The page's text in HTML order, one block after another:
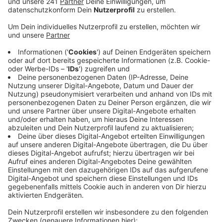
Veröffentlicht:Dienstag, 29.12.2020 07:18
Anzeige
Sie weisen zum einen auf die Friedhofsordnung hin,
zeigen zum anderen aber auch, wo der Begräbniswald
anfängt und aufhört. Das soll Spaziergängern helfen,
sich besser zu orientieren. Da das Waldgelände
zwischen Hebborn und Nußbaum auch bei
Hundehaltern und Radfahrern sehr beliebt ist, kam es
in der Vergangenheit immer wieder zu Konflikten mit
trauernden Angehörigen. Laut Stadt, weil viele einfach
nicht wussten, wo die Grenzen zum Begräbniswald
verlaufen. Das soll sich mit den Schildern jetzt ändern.
Auf dem Hauptweg ist Radfahren und auch das
allerdings angeleint sein.